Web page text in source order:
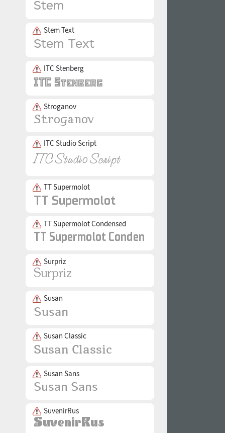
Stem Text
ITC Stenberg
Stroganov
ITC Studio Script
TT Supermolot
TT Supermolot Condensed
Surpriz
Susan
Susan Classic
Susan Sans
SuvenirRus